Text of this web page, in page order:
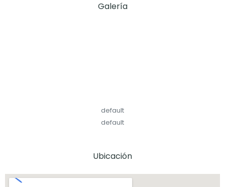
Galería
default
default
Ubicación